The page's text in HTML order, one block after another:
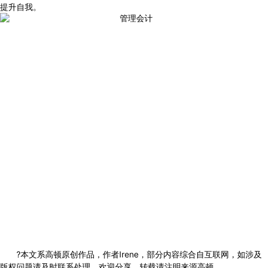
提升自我。
?本文系高顿原创作品，作者Irene，部分内容综合自互联网，如涉及